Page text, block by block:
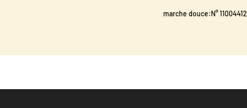
marche douce:N° 11004412